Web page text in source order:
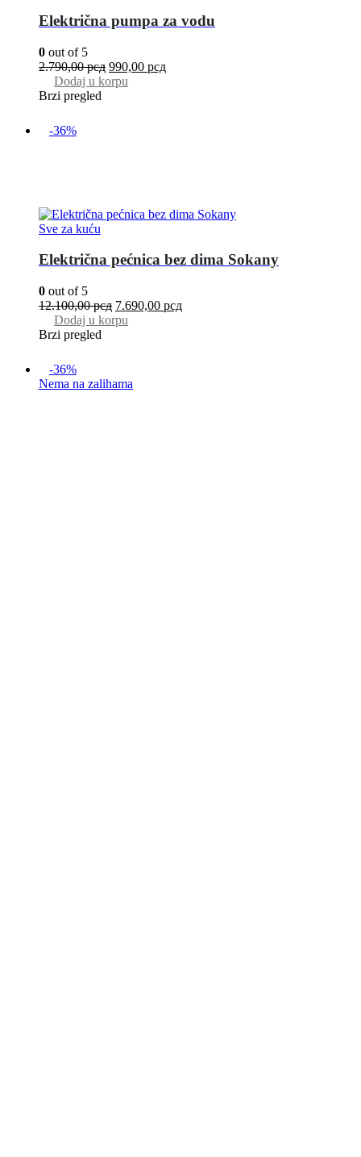
Električna pumpa za vodu
0 out of 5
2.790,00рсд 990,00 рсд
Dodaj u korpu
Brzi pregled
-36%
Sve za kuću
Električna pećnica bez dima Sokany
0 out of 5
12.100,00рсд 7.690,00 рсд
Dodaj u korpu
Brzi pregled
-36%
Nema na zalihama